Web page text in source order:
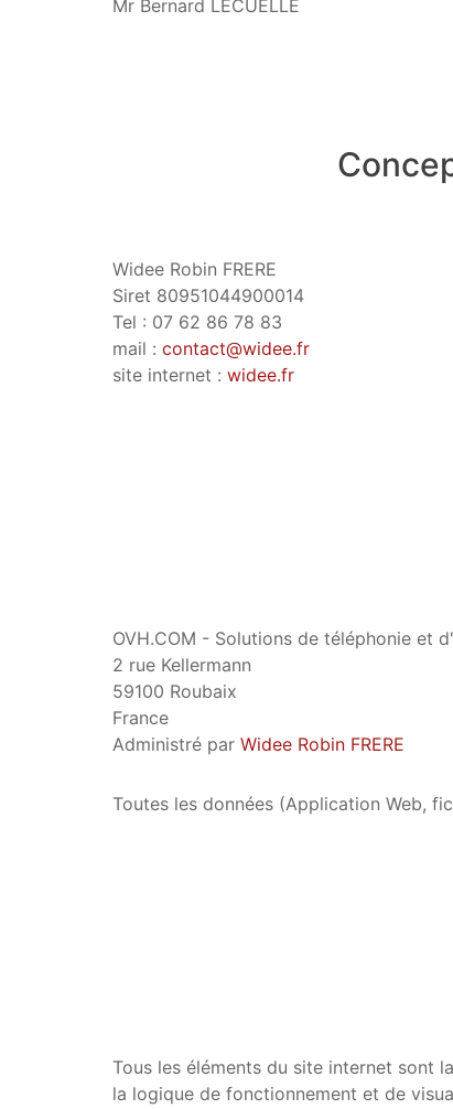
Mr Bernard LECUELLE
Widee Robin FRERE
Siret 80951044900014
Tel : 07 62 86 78 83
mail : contact@widee.fr
site internet : widee.fr
OVH.COM - Solutions de téléphonie et
2 rue Kellermann
59100 Roubaix
France
Administré par Widee Robin FRERE
Toutes les données (Application Web,
Tous les éléments du site internet sont
la logique de fonctionnement et de